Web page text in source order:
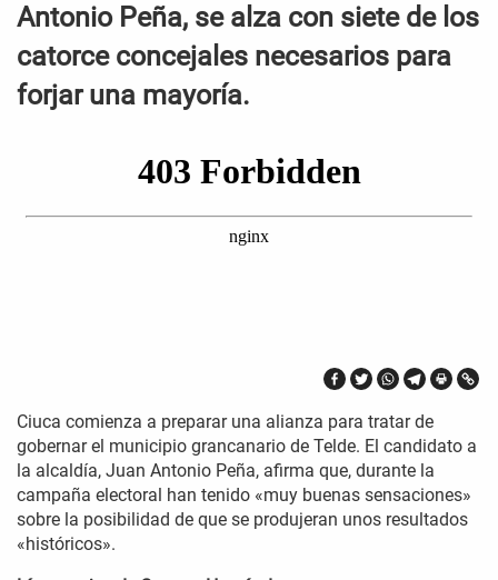
Antonio Peña, se alza con siete de los
catorce concejales necesarios para
forjar una mayoría.
Ciuca comienza a preparar una alianza para tratar de
gobernar el municipio grancanario de Telde. El candidato a
la alcaldía, Juan Antonio Peña, afirma que, durante la
campaña electoral han tenido «muy buenas sensaciones»
sobre la posibilidad de que se produjeran unos resultados
«históricos».